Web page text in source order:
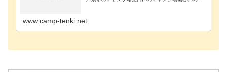
www.camp-tenki.net